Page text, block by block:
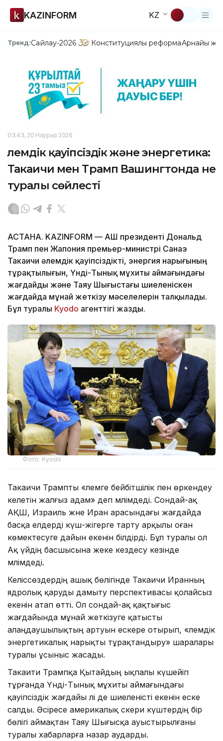
KAZINFORM KZ
Тренд:Сайлау-2026 Конституциялық реформаАрнайы
03:43, 20 Наурыз 2026
Әлемдік қауіпсіздік және энергетика:
Такаичи мен Трамп Вашингтонда не
туралы сөйлесті
АСТАНА. KAZINFORM — АҚШ президенті Дональд
Трамп пен Жапония премьер-министрі Санаэ
Такаичи әлемдік қауіпсіздікті, энергия нарығының
тұрақтылығын, Үнді-Тынық мұхиты аймағындағы
жағдайды және Таяу Шығыстағы шиеленіскен
жағдайда мұнай жеткізу мәселелерін талқылады.
Бұл туралы Kyodo агенттігі жазды.
Фото: Kyodo
Такаичи Трампты «әлемге бейбітшілік пен өркендеу
әкелетін жалғыз адам» деп мәлімдеді. Сондай-ақ
АҚШ, Израиль және Иран арасындағы жағдайда
басқа елдерді күш-жігерге тарту арқылы оған
көмектесуге дайын екенін білдірді. Бұл туралы ол
Ақ үйдің басшысына жеке кездесу кезінде
мәлімдеді.
Келіссөздердің ашық бөлігінде Такаичи Иранның
ядролық қаруды дамыту перспективасы қолайсыз
екенін атап өтті. Ол сондай-ақ қақтығыс
жағдайында мұнай жеткізуге қатысты
алаңдаушылықтың артуын ескере отырып, «әлемдік
энергетикалық нарықты тұрақтандыру» шаралары
туралы ұсыныс жасады.
Такаити Трампқа Қытайдың ықпалы күшейіп
тұрғанда Үнді-Тынық мұхиты аймағындағы
қауіпсіздік жағдайы әлі де шиеленісті екенін еске
салды. Әсіресе америкалық әскери күштердің бір
бөлігі аймақтан Таяу Шығысқа ауыстырылғаны
туралы хабарларға назар аударды.